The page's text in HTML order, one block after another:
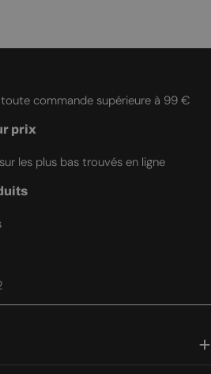
commande supérieure à 99 €
prix
les plus bas trouvés en ligne